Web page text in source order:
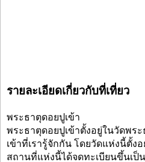
รายละเอียดเกี่ยวกับที่เที่ยว
พระธาตุดอยปูเข้า
พระธาตุดอยปูเข้าตั้งอยู่ในวัดพร
เข้าที่เรารู้จักกัน โดยวัดแห่งนี้ตั้
สถานที่แห่งนี้ได้จดทะเบียนขึ้นเ